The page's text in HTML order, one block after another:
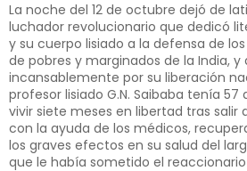
La noche del 12 de octubre dejó de
luchador revolucionario que dedicó
y su cuerpo lisiado a la defensa de
de pobres y marginados de la India, y
incansablemente por su liberación
profesor lisiado G.N. Saibaba tenía 57
vivir siete meses en libertad tras salir
con la ayuda de los médicos,
los graves efectos en su salud del
que le había sometido el